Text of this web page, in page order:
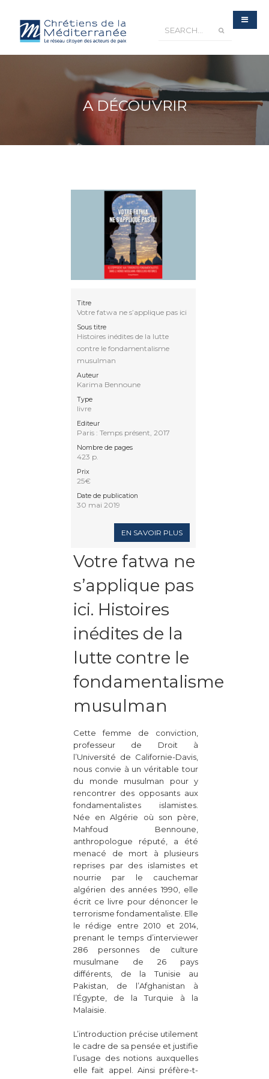
A DÉCOUVRIR
Titre
Votre fatwa ne s’applique pas ici
Sous titre
Histoires inédites de la lutte
contre le fondamentalisme
musulman
Auteur
Karima Bennoune
Type
livre
Editeur
Paris : Temps présent, 2017
Nombre de pages
423 p.
Prix
25€
Date de publication
30 mai 2019
EN SAVOIR PLUS
Votre fatwa ne
s’applique pas
ici. Histoires
inédites de la
lutte contre le
fondamentalisme
musulman
Cette femme de conviction,
professeur de Droit à
l’Université de Californie-Davis,
nous convie à un véritable tour
du monde musulman pour y
rencontrer des opposants aux
fondamentalistes islamistes.
Née en Algérie où son père,
Mahfoud Bennoune,
anthropologue réputé, a été
menacé de mort à plusieurs
reprises par des islamistes et
nourrie par le cauchemar
algérien des années 1990, elle
écrit ce livre pour dénoncer le
terrorisme fondamentaliste. Elle
le rédige entre 2010 et 2014,
prenant le temps d’interviewer
286 personnes de culture
musulmane de 26 pays
différents, de la Tunisie au
Pakistan, de l’Afghanistan à
l’Égypte, de la Turquie à la
Malaisie.
L’introduction précise utilement
le cadre de sa pensée et justifie
l’usage des notions auxquelles
elle fait appel. Ainsi préfère-t-